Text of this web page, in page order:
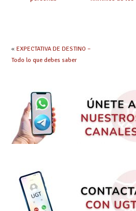
« EXPECTATIVA DE DESTINO –
Todo lo que debes saber